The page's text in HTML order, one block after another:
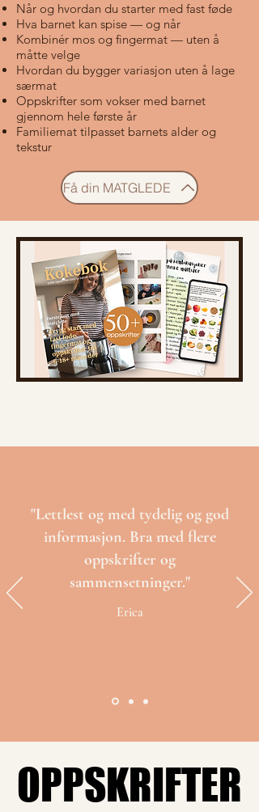
Når og hvordan du starter med fast føde
Hva barnet kan spise — og når
Kombinér mos og fingermat — uten å
måtte velge
Hvordan du bygger variasjon uten å lage
særmat
Oppskrifter som vokser med barnet
gjennom hele første år
Familiemat tilpasset barnets alder og
tekstur
Få din MATGLEDE
"Lettlest og med tydelig og god
informasjon. Bra med flere
oppskrifter og
sammensetninger."
Erica
OPPSKRIFTER
OPPSKRIFTER